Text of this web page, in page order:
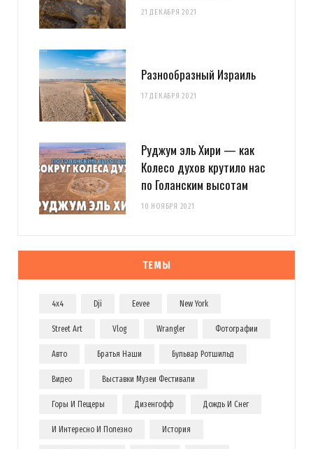
21 ДЕКАБРЯ 2021
Разнообразный Израиль
17 ДЕКАБРЯ 2021
Руджум эль Хири — как
Колесо духов крутило нас
по Голанским высотам
10 НОЯБРЯ 2021
ТЕМЫ
4x4 Dji Eevee New York
Street Art Vlog Wrangler Фотографии
Авто Братья Наши Бульвар Ротшильд
Видео Выставки Музеи Фестивали
Горы И Пещеры Дизенгофф Дождь И Снег
И Интересно И Полезно История